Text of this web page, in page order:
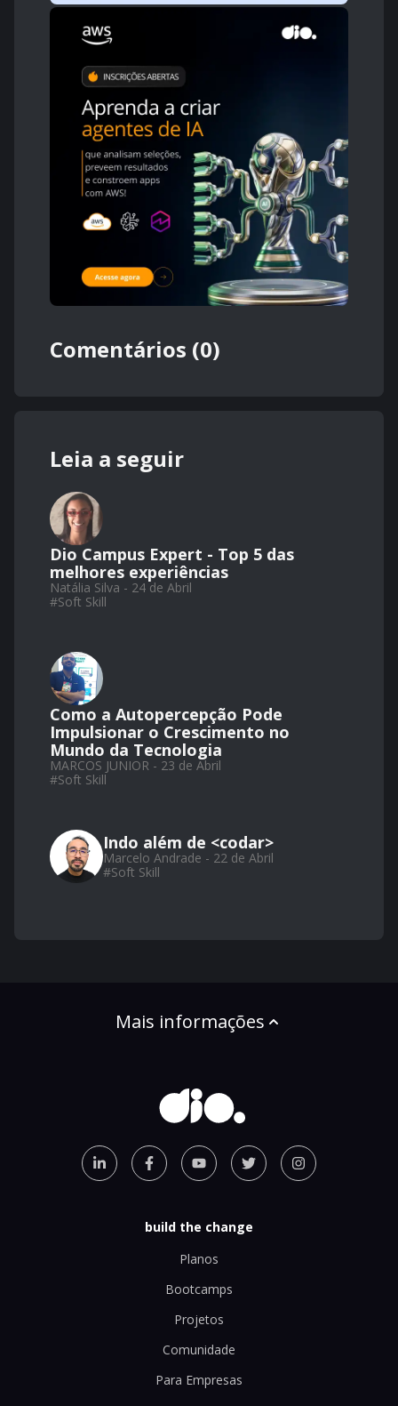
Comentários (0)
Leia a seguir
Dio Campus Expert - Top 5 das
melhores experiências
Natália Silva - 24 de Abril
#Soft Skill
Como a Autopercepção Pode
Impulsionar o Crescimento no
Mundo da Tecnologia
MARCOS JUNIOR - 23 de Abril
#Soft Skill
Indo além de <codar>
Marcelo Andrade - 22 de Abril
#Soft Skill
Mais informações
build the change
Planos
Bootcamps
Projetos
Comunidade
Para Empresas